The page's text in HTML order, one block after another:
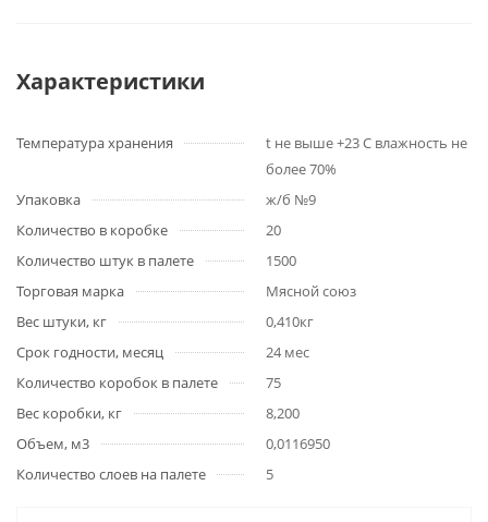
Характеристики
Температура хранения
t не выше +23 C влажность не
более 70%
Упаковка
ж/б №9
Количество в коробке
20
Количество штук в палете
1500
Торговая марка
Мясной союз
Вес штуки, кг
0,410кг
Срок годности, месяц
24 мес
Количество коробок в палете
75
Вес коробки, кг
8,200
Объем, м3
0,0116950
Количество слоев на палете
5